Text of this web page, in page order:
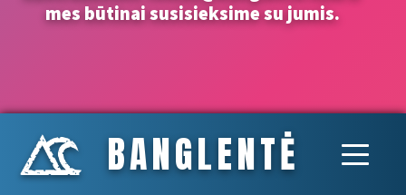
BANGLENTĖ
mes būtinai susisieksime su jumis.